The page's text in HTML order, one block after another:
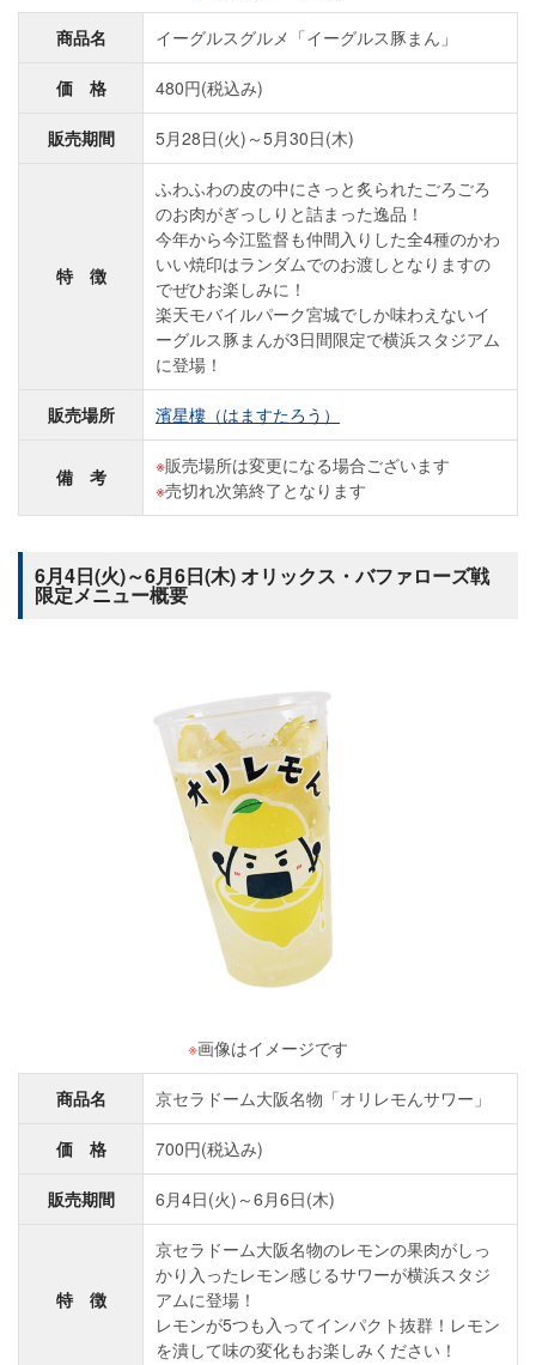
商品名 イーグルスグルメ「イーグルス豚まん」
価 格 480円(税込み)
販売期間 5月28日(火)～5月30日(木)
特 徴
ふわふわの皮の中にさっと炙られたごろごろ
のお肉がぎっしりと詰まった逸品！
今年から今江監督も仲間入りした全4種のかわ
いい焼印はランダムでのお渡しとなりますの
でぜひお楽しみに！
楽天モバイルパーク宮城でしか味わえないイ
ーグルス豚まんが3日間限定で横浜スタジアム
に登場！
販売場所 濱星樓（はますたろう）
備 考
販売場所は変更になる場合ございます
売切れ次第終了となります
6月4日(火)～6月6日(木) オリックス・バファローズ戦
限定メニュー概要
※画像はイメージです
商品名 京セラドーム大阪名物「オリレモんサワー」
価 格 700円(税込み)
販売期間 6月4日(火)～6月6日(木)
特 徴
京セラドーム大阪名物のレモンの果肉がしっ
かり入ったレモン感じるサワーが横浜スタジ
アムに登場！
レモンが5つも入ってインパクト抜群！レモン
を潰して味の変化もお楽しみください！